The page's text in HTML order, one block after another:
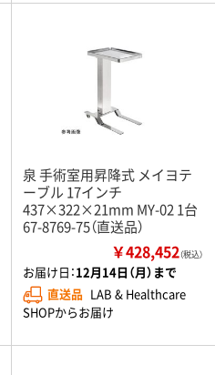
泉 手術室用昇降式 メイヨテ
ーブル 17インチ
437×322×21mm MY-02 1台
67-8769-75（直送品）
￥428,452（税込）
お届け日：12月14日（月）まで
直送品 LAB & Healthcare
SHOPからお届け